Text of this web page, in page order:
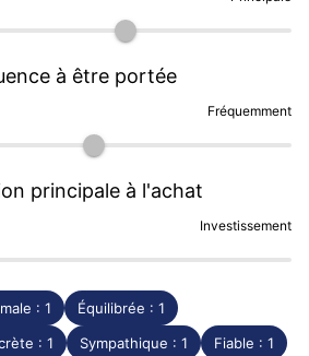
une précieuse ressource pour
modèles à travers
clients.
2023)
à être portée
Fréquemment
principale à l'achat
Investissement
: 1
Équilibrée : 1
: 1 Sympathique : 1
Fiable : 1